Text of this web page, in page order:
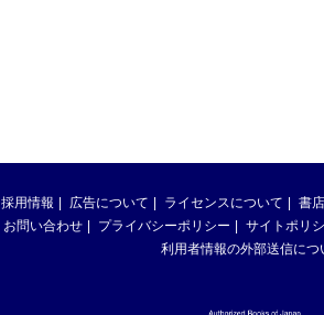
採用情報 広告について ライセンスについて 書
お問い合わせ プライバシーポリシー サイトポリ
利用者情報の外部送信につ